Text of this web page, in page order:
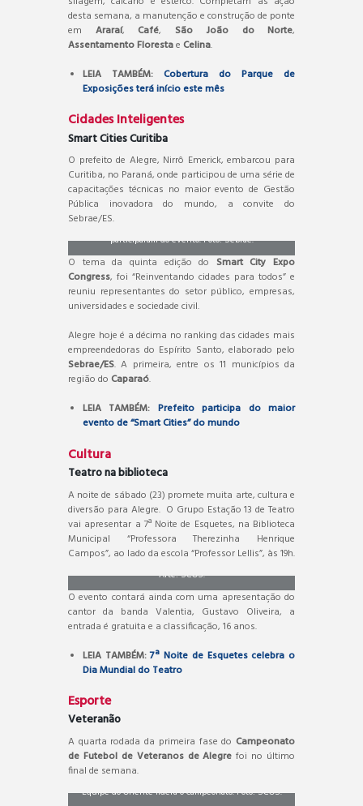
desta semana, a manutenção e construção de ponte
em Araraí, Café, São João do Norte,
Assentamento Florestae Celina.
LEIA TAMBÉM: Cobertura do Parque de
Exposições terá início este mês
Cidades Inteligentes
Smart Cities Curitiba
O prefeito de Alegre, Nirrô Emerick, embarcou para
Curitiba, no Paraná, onde participou de uma série de
capacitações técnicas no maior evento de Gestão
Pública inovadora do mundo, a convite do
Sebrae/ES.Além de Nirrô, outros 16 prefeitos capixabas
participaram do evento. Foto: Sebrae.
O tema da quinta edição do Smart City Expo
Congress, foi “Reinventando cidades para todos” e
reuniu representantes do setor público, empresas,
universidades e sociedade civil.
Alegre hoje é a décima no ranking das cidades mais
empreendedoras do Espírito Santo, elaborado pelo
Sebrae/ES. A primeira, entre os 11 municípios da
região do Caparaó.
LEIA TAMBÉM: Prefeito participa do maior
evento de “Smart Cities” do mundo
Cultura
Teatro na biblioteca
A noite de sábado (23) promete muita arte, cultura e
diversão para Alegre. O Grupo Estação 13 de Teatro
vai apresentar a 7ª Noite de Esquetes, na Biblioteca
Municipal “Professora Therezinha Henrique
Campos”, ao lado da escola “Professor Lellis”, às 19h.
Arte: SCOS.
O evento contará ainda com uma apresentação do
cantor da banda Valentia, Gustavo Oliveira, a
entrada é gratuita e a classificação, 16 anos.
LEIA TAMBÉM:7ª Noite de Esquetes celebra o
Dia Mundial do Teatro
Esporte
Veteranão
A quarta rodada da primeira fase do Campeonato
de Futebol de Veteranos de Alegre foi no último
final de semana.
Equipe do Oriente lidera o campeonato. Foto: SCOS.